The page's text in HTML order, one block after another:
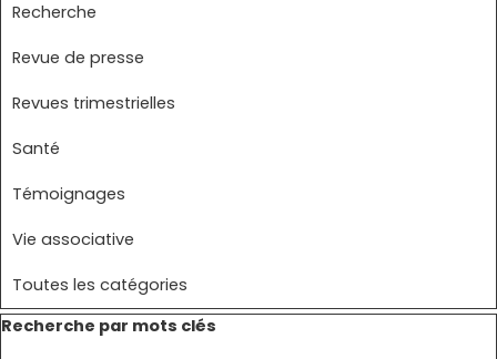
Recherche
Revue de presse
Revues trimestrielles
Santé
Témoignages
Vie associative
Toutes les catégories
Sauter le bloc Recherche par mots clés
Recherche par mots clés